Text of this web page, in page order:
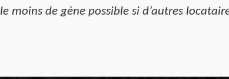
moins de gène possible si d’autres